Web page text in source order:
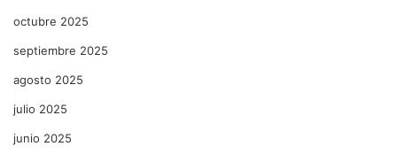
octubre 2025
septiembre 2025
agosto 2025
julio 2025
junio 2025